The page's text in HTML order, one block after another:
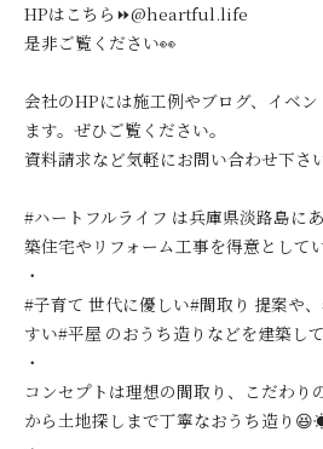
HPはこちら⏩@heartful.life
是非ご覧ください👀
会社のHPには施工例やブログ、イベ
ます。ぜひご覧ください。
資料請求など気軽にお問い合わせ下さ
#ハートフルライフ は兵庫県淡路島に
築住宅やリフォーム工事を得意としてい
・
#子育て 世代に優しい#間取り 提案や
すい#平屋 のおうち造りなどを建築し
・
コンセプトは理想の間取り、こだわり
から土地探しまで丁寧なおうち造り